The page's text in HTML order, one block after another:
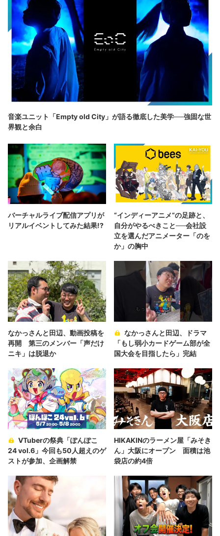
音楽ユニット「Empty old City」が語る徹底した美学──強固な世
界観と余白
バーチャルライブ配信アプリが
リアルイベントしてみた結果!?
“インディーアニメ“の足跡と、
自分がやるべきこと──会社設
立を選んだアニメーター「のを
か」の胸中
なかっさんと田辺、動画投稿を
再開 第三のメンバー「声だけ
ニキ」は脱退か
なかっさんと田辺、ドラマ
「もし弱小カードゲーム部が全
国大会を目指したら」完結
VTuberの祭典「ぽんぽこ
24 vol.6」今回も50人超えのゲ
ストが参加、企画解禁
HIKAKINのラーメン屋「みそき
ん」大阪にオープン 面積は池
袋店の約4倍